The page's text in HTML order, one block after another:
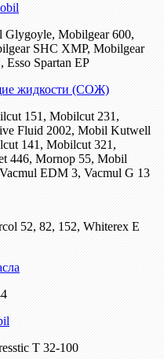
Mobilgear 600,
SHC XMP, Mobilgear
Spartan EP
жидкости (СОЖ)
151, Mobilcut 231,
Fluid 2002, Mobil Kutwell
141, Mobilcut 321,
446, Mornop 55, Mobil
EDM 3, Vacmul G 13
52, 82, 152, Whiterex E
T 32-100